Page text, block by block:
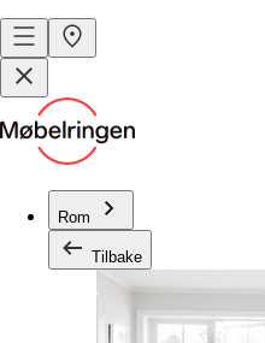
Rom
Tilbake